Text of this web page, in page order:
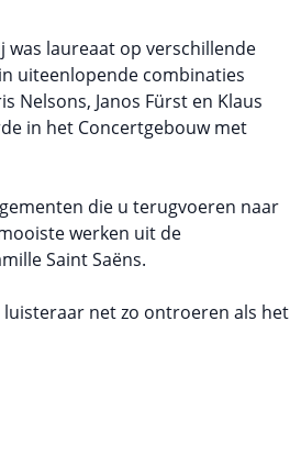
was laureaat op verschillende
uiteenlopende combinaties
Nelsons, Janos Fürst en Klaus
in het Concertgebouw met
die u terugvoeren naar
werken uit de
Saint Saëns.
luisteraar net zo ontroeren als het